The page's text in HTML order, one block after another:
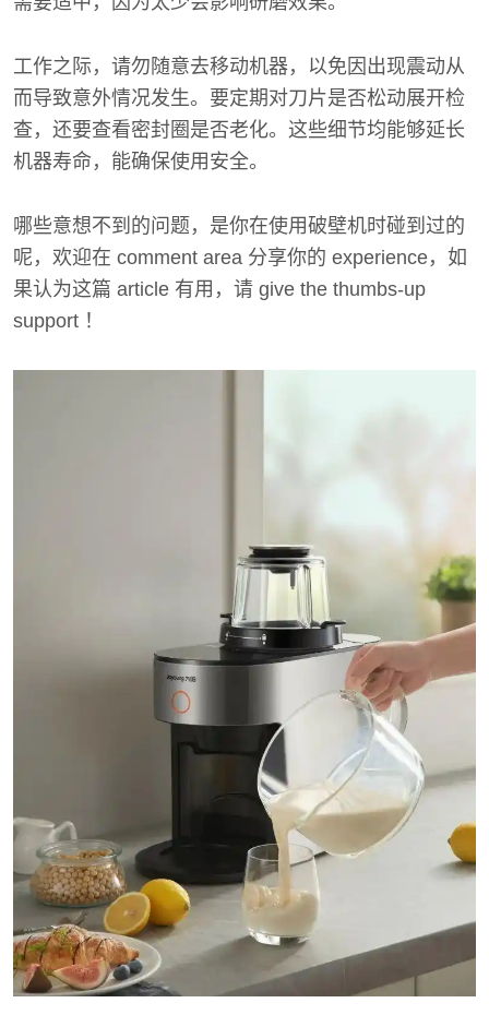
工作之际，请勿随意去移动机器，以免因出现震动从
而导致意外情况发生。要定期对刀片是否松动展开检
查，还要查看密封圈是否老化。这些细节均能够延长
机器寿命，能确保使用安全。
哪些意想不到的问题，是你在使用破壁机时碰到过的
呢，欢迎在 comment area 分享你的 experience，如
果认为这篇 article 有用，请 give the thumbs-up
support ！